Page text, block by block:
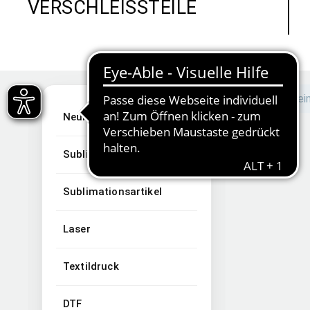
VERSCHLEISSTEILE
Neuheiten
Sublimation
Sublimationsartikel
Laser
Textildruck
DTF